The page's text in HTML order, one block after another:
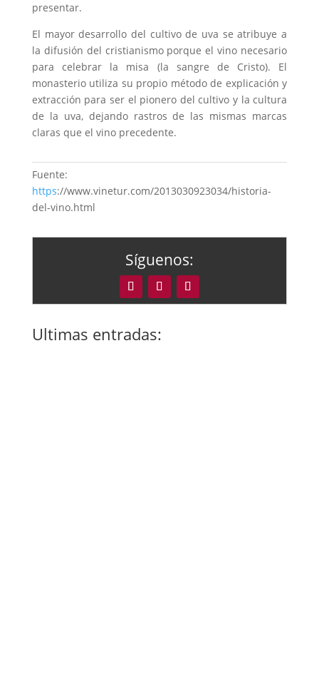
presentar.
El mayor desarrollo del cultivode uva se atribuye a
la difusión del cristianismo porque elvino necesario
para
celebrarla misa (la sangre de Cristo). El
monasterioutiliza su propio método de explicación y
extracción para ser el pionero delcultivo y lacultura
de la uva, dejando rastros de las mismas marcas
claras que el vino precedente.
Fuente:
https://www.vinetur.com/2013030923034/historia-
del-vino.html
Síguenos:
Ultimas entradas: